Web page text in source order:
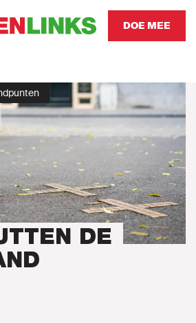
DOE MEE
DE